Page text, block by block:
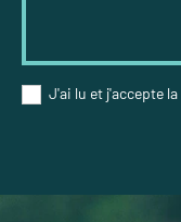
J'ai lu et j'accepte la